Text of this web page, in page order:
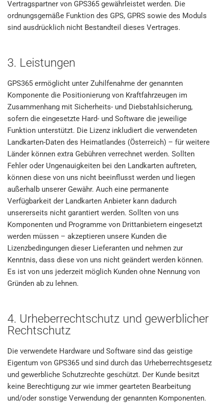
Vertragspartner von GPS365 gewährleistet werden. Die
ordnungsgemäße Funktion des GPS, GPRS sowie des Moduls
sind ausdrücklich nicht Bestandteil dieses Vertrages.
3. Leistungen
GPS365 ermöglicht unter Zuhilfenahme der genannten
Komponente die Positionierung von Kraftfahrzeugen im
Zusammenhang mit Sicherheits- und Diebstahlsicherung,
sofern die eingesetzte Hard- und Software die jeweilige
Funktion unterstützt. Die Lizenz inkludiert die verwendeten
Landkarten-Daten des Heimatlandes (Österreich) – für weitere
Länder können extra Gebühren verrechnet werden. Sollten
Fehler oder Ungenauigkeiten bei den Landkarten auftreten,
können diese von uns nicht beeinflusst werden und liegen
außerhalb unserer Gewähr. Auch eine permanente
Verfügbarkeit der Landkarten Anbieter kann dadurch
unsererseits nicht garantiert werden. Sollten von uns
Komponenten und Programme von Drittanbietern eingesetzt
werden müssen – akzeptieren unsere Kunden die
Lizenzbedingungen dieser Lieferanten und nehmen zur
Kenntnis, dass diese von uns nicht geändert werden können.
Es ist von uns jederzeit möglich Kunden ohne Nennung von
Gründen ab zu lehnen.
4. Urheberrechtschutz und gewerblicher
Rechtschutz
Die verwendete Hardware und Software sind das geistige
Eigentum von GPS365 und sind durch das Urheberrechtsgesetz
und gewerbliche Schutzrechte geschützt. Der Kunde besitzt
keine Berechtigung zur wie immer gearteten Bearbeitung
und/oder sonstige Verwendung der genannten Komponenten.